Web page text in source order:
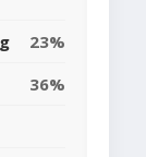
23%
36%